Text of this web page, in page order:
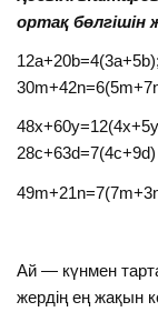
ортақ
28c+63d=7(4c+9d)
Ай — күнмен
жердiң ең жақын